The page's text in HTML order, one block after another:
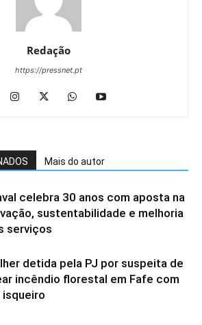
Redação
https://pressnet.pt
Mais do autor
celebra 30 anos com aposta na
sustentabilidade e melhoria
serviços
detida pela PJ por suspeita de
incêndio florestal em Fafe com
isqueiro